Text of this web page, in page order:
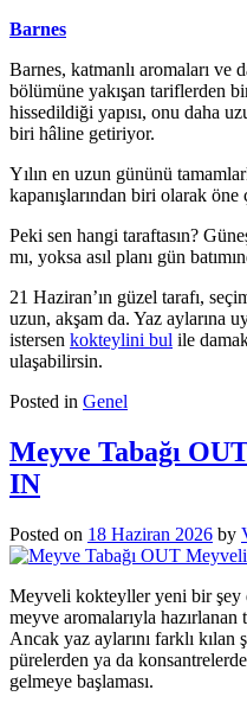
Barnes
Barnes, katmanlı aromaları ve
bölümüne yakışan tariflerden
hissedildiği yapısı, onu daha
biri hâline getiriyor.
Yılın en uzun gününü
kapanışlarından biri olarak öne
Peki sen hangi taraftasın?
mı, yoksa asıl planı gün
21 Haziran’ın güzel tarafı,
uzun, akşam da. Yaz aylarına
istersen kokteylini bul ile
ulaşabilirsin.
Posted in Genel
Meyve Tabağı
IN
Posted on 18 Haziran 2026 by
Meyveli kokteyller yeni bir şey
meyve aromalarıyla
Ancak yaz aylarını farklı kılan
pürelerden ya da
gelmeye başlaması.